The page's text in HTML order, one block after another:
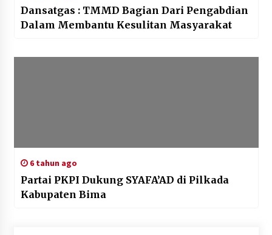
Dansatgas : TMMD Bagian Dari Pengabdian
Dalam Membantu Kesulitan Masyarakat
6 tahun ago
Partai PKPI Dukung SYAFA’AD di Pilkada
Kabupaten Bima